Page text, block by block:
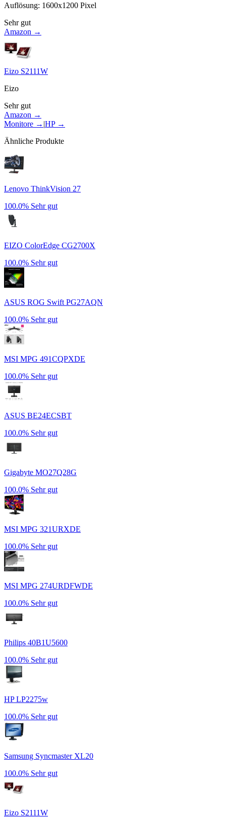
Auflösung: 1600x1200 Pixel
Sehr gut
Amazon →
Eizo S2111W
Eizo
Sehr gut
Amazon →
Monitore → |HP→
Ähnliche Produkte
Lenovo ThinkVision 27
100.0% Sehr gut
EIZO ColorEdge CG2700X
100.0% Sehr gut
ASUS ROG Swift PG27AQN
100.0% Sehr gut
MSI MPG 491CQPXDE
100.0% Sehr gut
ASUS BE24ECSBT
100.0% Sehr gut
Gigabyte MO27Q28G
100.0% Sehr gut
MSI MPG 321URXDE
100.0% Sehr gut
MSI MPG 274URDFWDE
100.0% Sehr gut
Philips 40B1U5600
100.0% Sehr gut
HP LP2275w
100.0% Sehr gut
Samsung Syncmaster XL20
100.0% Sehr gut
Eizo S2111W